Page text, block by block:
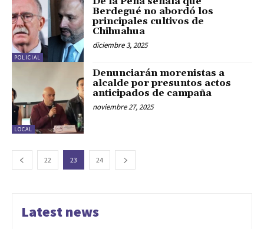
POLICIAL
Berdegué no abordó los
principales cultivos de
Chihuahua
diciembre 3, 2025
LOCAL
Denunciarán morenistas a
alcalde por presuntos actos
anticipados de campaña
noviembre 27, 2025
22 23 24
Latest news